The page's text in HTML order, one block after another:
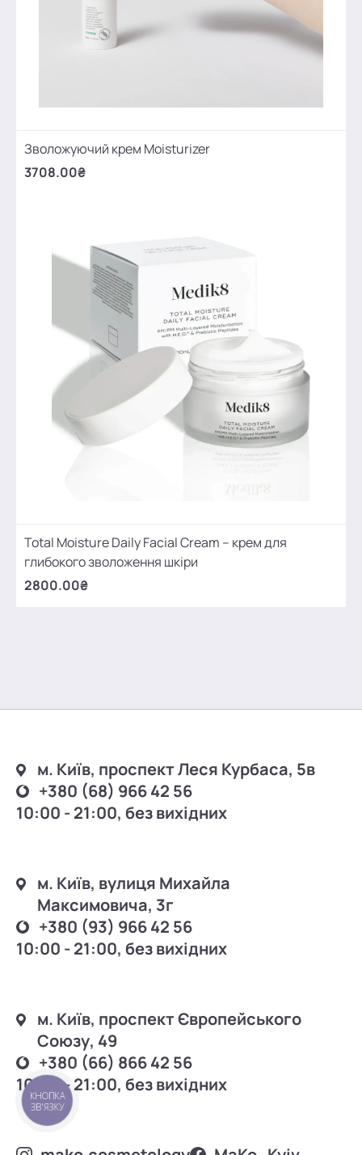
Зволожуючий крем Moisturizer
3708.00₴
Total Moisture Daily Facial Cream – крем для
глибокого зволоження шкіри
2800.00₴
м. Київ, проспект Леся Курбаса, 5в
+380 (68) 966 42 56
10:00 - 21:00, без вихідних
м. Київ, вулиця Михайла
Максимовича, 3г
+380 (93) 966 42 56
10:00 - 21:00, без вихідних
м. Київ, проспект Європейського
Союзу, 49
+380 (66) 866 42 56
10:00 - 21:00, без вихідних
КНОПКА
ЗВ'ЯЗКУ